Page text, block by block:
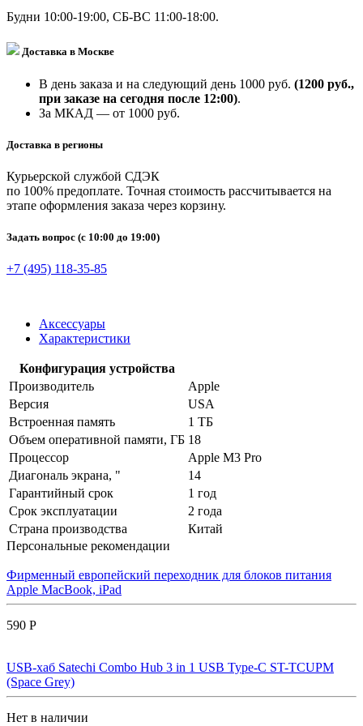
Будни 10:00-19:00, СБ-ВС 11:00-18:00.
Доставка в Москве
В день заказа и на следующий день 1000 руб. (1200 руб.,
при заказе на сегодня после 12:00).
За МКАД — от 1000 руб.
Доставка в регионы
Курьерской службой СДЭК
по 100% предоплате. Точная стоимость рассчитывается на
этапе оформления заказа через корзину.
Задать вопрос (с 10:00 до 19:00)
+7 (495) 118-35-85
Аксессуары
Характеристики
Конфигурация устройства
Производитель
Apple
Версия
USA
Встроенная память
1 ТБ
Объем оперативной памяти, ГБ 18
Процессор
Apple M3 Pro
Диагональ экрана, "
14
Гарантийный срок
1 год
Срок эксплуатации
2 года
Страна производства
Китай
Персональные рекомендации
Фирменный европейский переходник для блоков питания
Apple MacBook, iPad
590 Р
USB-хаб Satechi Combo Hub 3 in 1 USB Type-C ST-TCUPM
(Space Grey)
Нет в наличии